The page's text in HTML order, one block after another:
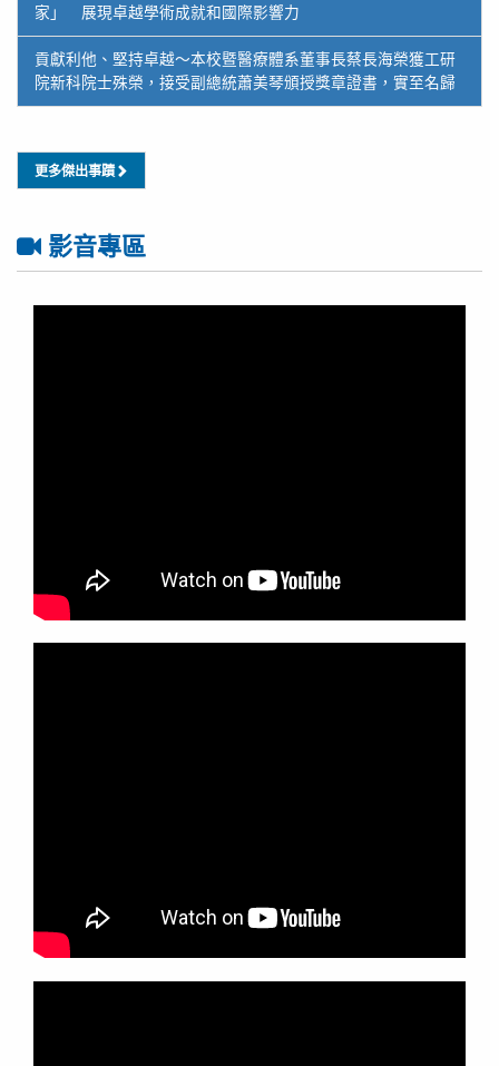
家」 展現卓越學術成就和國際影響力
貢獻利他、堅持卓越～本校暨醫療體系董事長蔡長海榮獲工研
院新科院士殊榮，接受副總統蕭美琴頒授獎章證書，實至名歸
更多傑出事蹟
影音專區